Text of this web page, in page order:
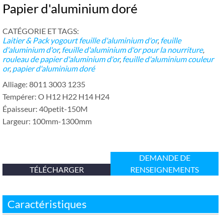
Papier d'aluminium doré
CATÉGORIE ET ​​TAGS:
Laitier & Pack yogourt feuille d'aluminium d'or, feuille
d'aluminium d'or, feuille d'aluminium d'or pour la nourriture,
rouleau de papier d'aluminium d'or, feuille d'aluminium couleur
or, papier d'aluminium doré
Alliage: 8011 3003 1235
Tempérer: O H12 H22 H14 H24
Épaisseur: 40petit-150M
Largeur: 100mm-1300mm
TÉLÉCHARGER
DEMANDE DE
RENSEIGNEMENTS
Caractéristiques